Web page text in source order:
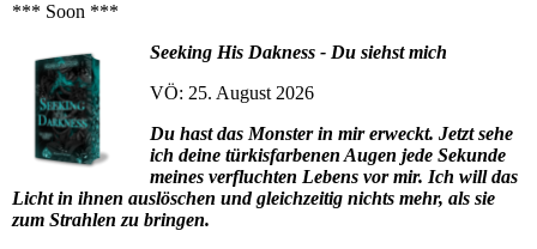
*** Soon ***
Seeking His Dakness - Du siehst mich
VÖ: 25. August 2026
Du hast das Monster in mir erweckt. Jetzt sehe
ich deine türkisfarbenen Augen jede Sekunde
meines verfluchten Lebens vor mir. Ich will das
Licht in ihnen auslöschen und gleichzeitig nichts mehr, als sie
zum Strahlen zu bringen.